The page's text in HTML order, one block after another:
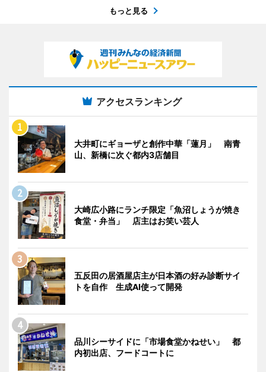
もっと見る
アクセスランキング
大井町にギョーザと創作中華「蓮月」 南青
山、新橋に次ぐ都内3店舗目
大崎広小路にランチ限定「魚沼しょうが焼き
食堂・弁当」 店主はお笑い芸人
五反田の居酒屋店主が日本酒の好み診断サイ
トを自作 生成AI使って開発
品川シーサイドに「市場食堂かねせい」 都
内初出店、フードコートに